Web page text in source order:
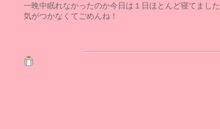
一晩中眠れなかったのか今日は１日ほとんど寝てました
気がつかなくてごめんね！